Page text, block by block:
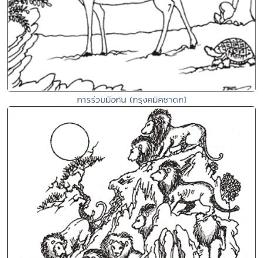
การร่วมมือกัน (กรุงคมิคชาดก)